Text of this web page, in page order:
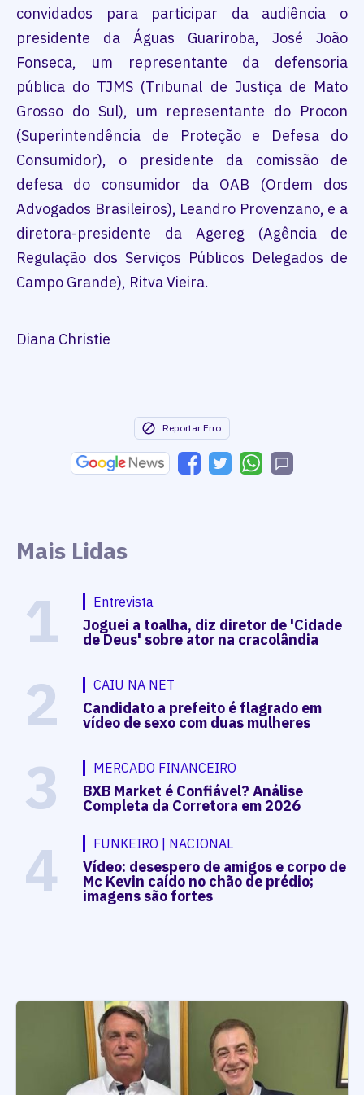
convidados para participar da audiência o
presidente da Águas Guariroba, José João
Fonseca, um representante da defensoria
pública do TJMS (Tribunal de Justiça de Mato
Grosso do Sul), um representante do Procon
(Superintendência de Proteção e Defesa do
Consumidor), o presidente da comissão de
defesa do consumidor da OAB (Ordem dos
Advogados Brasileiros), Leandro Provenzano, e a
diretora-presidente da Agereg (Agência de
Regulação dos Serviços Públicos Delegados de
Campo Grande), Ritva Vieira.
Diana Christie
Reportar Erro
Mais Lidas
1 Entrevista
Joguei a toalha, diz diretor de 'Cidade
de Deus' sobre ator na cracolândia
2 CAIU NA NET
Candidato a prefeito é flagrado em
vídeo de sexo com duas mulheres
3 MERCADO FINANCEIRO
BXB Market é Confiável? Análise
Completa da Corretora em 2026
4 FUNKEIRO | NACIONAL
Vídeo: desespero de amigos e corpo de
Mc Kevin caído no chão de prédio;
imagens são fortes